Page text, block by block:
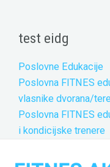
contenttest eidg
Poslovne Edukacije
Poslovna FITNES
vlasnike dvorana/
Poslovna FITNES
i kondicijske trenere